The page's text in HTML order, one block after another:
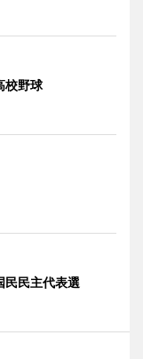
校野球
民主代表選